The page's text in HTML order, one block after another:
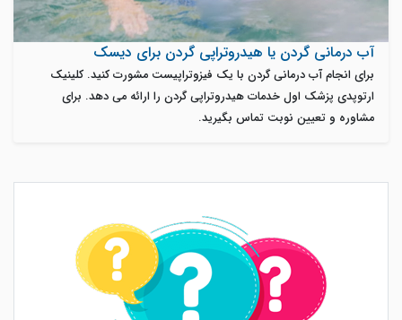
آب درمانی گردن یا هیدروتراپی گردن برای دیسک
برای انجام آب درمانی گردن با یک فیزوتراپیست مشورت کنید. کلینیک
ارتوپدی پزشک اول خدمات هیدروتراپی گردن را ارائه می دهد. برای
مشاوره و تعیین نوبت تماس بگیرید.